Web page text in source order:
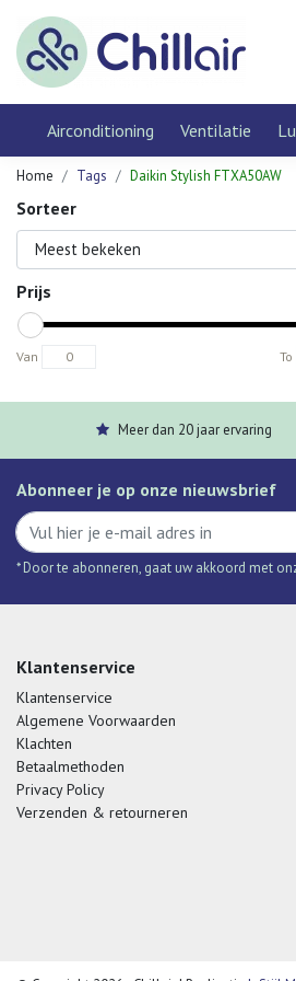
Airconditioning Ventilatie
Home Tags Daikin Stylish FTXA50AW
Sorteer
Prijs
Van To
Meer dan 20 jaar ervaring
Abonneer je op onze nieuwsbrief
* Door te abonneren, gaat uw akkoord met
Klantenservice
Klantenservice
Algemene Voorwaarden
Klachten
Betaalmethoden
Privacy Policy
Verzenden & retourneren